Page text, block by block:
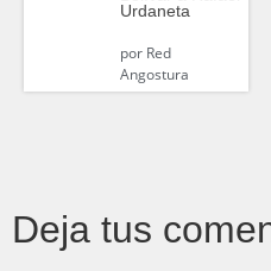
Urdaneta
porRed
Angostura
Deja tus